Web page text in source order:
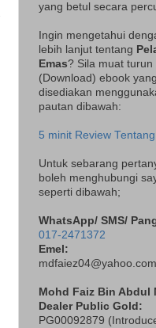
yang betul secara
Ingin mengetahui
lebih lanjut tentang
Emas? Sila muat turun
(Download) ebook yang
disediakan
pautan dibawah:
5 minit Review
Untuk sebarang
boleh menghubungi
seperti dibawah;
WhatsApp/ SMS/
017-2471372
Emel:
mdfaiez04@yahoo.com
Mohd Faiz Bin Abdul
Dealer Public Gold:
PG00092879 (